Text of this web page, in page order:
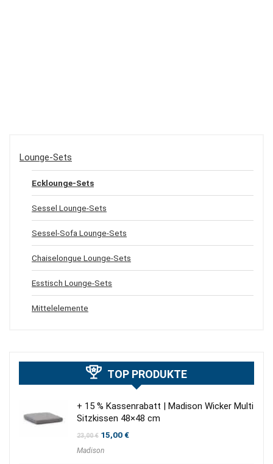
Lounge-Sets
Ecklounge-Sets
Sessel Lounge-Sets
Sessel-Sofa Lounge-Sets
Chaiselongue Lounge-Sets
Esstisch Lounge-Sets
Mittelelemente
TOP PRODUKTE
+ 15 % Kassenrabatt | Madison Wicker Multi
Sitzkissen 48×48 cm
23,00€ Ursprünglicher
war:
15,00€Aktueller
Madison